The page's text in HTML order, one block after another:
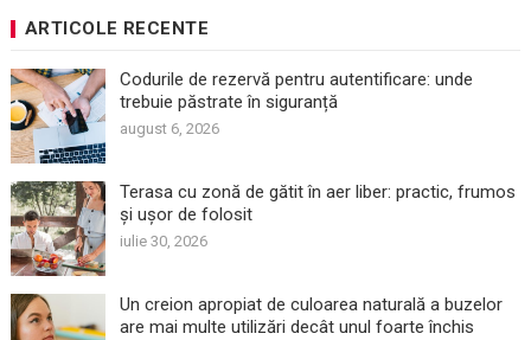
ARTICOLE RECENTE
Codurile de rezervă pentru autentificare: unde
trebuie păstrate în siguranță
august 6, 2026
Terasa cu zonă de gătit în aer liber: practic, frumos
și ușor de folosit
iulie 30, 2026
Un creion apropiat de culoarea naturală a buzelor
are mai multe utilizări decât unul foarte închis